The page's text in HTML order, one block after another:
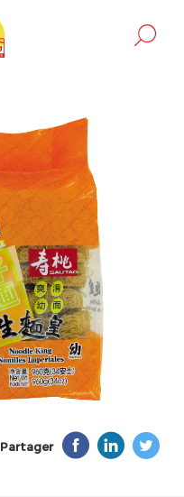
Partager